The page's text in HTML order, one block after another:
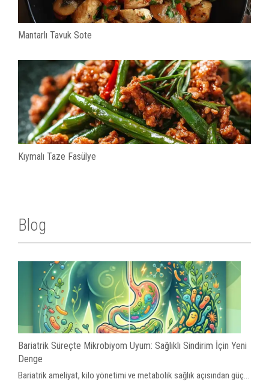
Mantarlı Tavuk Sote
Kıymalı Taze Fasülye
Blog
Bariatrik Süreçte Mikrobiyom Uyum: Sağlıklı Sindirim İçin Yeni
Denge
Bariatrik ameliyat, kilo yönetimi ve metabolik sağlık açısından güç...